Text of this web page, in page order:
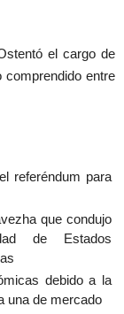
el cargo de
comprendido entre
referéndum para
que condujo
de Estados
debido a la
una de mercado